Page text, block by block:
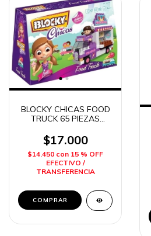
BLOCKY CHICAS FOOD
TRUCK 65 PIEZAS
$17.000
$14.450 con 15 % OFF
EFECTIVO /
TRANSFERENCIA